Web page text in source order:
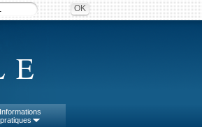
Informations
pratiques